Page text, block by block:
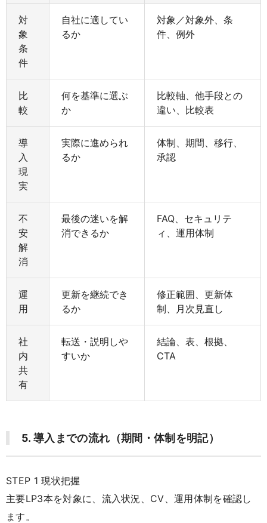
対
象
条
件
自社に適してい
るか
対象／対象外、条
件、例外
比
較
何を基準に選ぶ
か
比較軸、他手段との
違い、比較表
導
入
現
実
実際に進められ
るか
体制、期間、移行、
承認
不
安
解
消
最後の迷いを解
消できるか
FAQ、セキュリテ
ィ、運用体制
運
用
更新を継続でき
るか
修正範囲、更新体
制、月次見直し
社
内
共
有
転送・説明しや
すいか
結論、表、根拠、
CTA
5. 導入までの流れ（期間・体制を明記）
STEP 1 現状把握
主要LP3本を対象に、流入状況、CV、運用体制を確認し
ます。